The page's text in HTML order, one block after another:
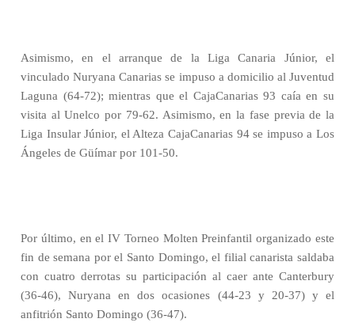
Asimismo, en el arranque de la Liga Canaria Júnior, el
vinculado Nuryana Canarias se impuso a domicilio al Juventud
Laguna (64-72); mientras que el CajaCanarias 93 caía en su
visita al Unelco por 79-62. Asimismo, en la fase previa de la
Liga Insular Júnior, el Alteza CajaCanarias 94 se impuso a Los
Ángeles de Güímar por 101-50.
Por último, en el IV Torneo Molten Preinfantil organizado este
fin de semana por el Santo Domingo, el filial canarista saldaba
con cuatro derrotas su participación al caer ante Canterbury
(36-46), Nuryana en dos ocasiones (44-23 y 20-37) y el
anfitrión Santo Domingo (36-47).